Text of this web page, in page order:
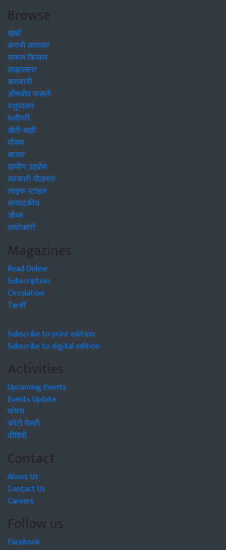
Browse
खबरें
कंपनी समाचार
सफल किसान
साक्षात्कार
बागवानी
औषधीय फसलें
पशुपालन
मशीनरी
खेती-बाड़ी
मौसम
बाजार
ग्रामीण उद्द्योग
सरकारी योजनाएं
लाइफ स्टाइल
सम्पादकीय
जॉब्स
डायरेक्टरी
Magazines
Read Online
Subscription
Circulation
Tariff
Subscribe to print edition
Subscribe to digital edition
Activities
Upcoming Events
Events Update
फोरम
फोटो गैलरी
वीडियो
Contact
About Us
Contact Us
Careers
Follow us
Facebook